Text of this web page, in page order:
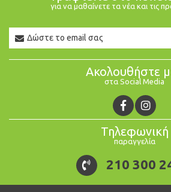
για να μαθαίνετε τα νέα και τις
Newsletter
Email
Ακολουθήστε
στα Social Media
Τηλεφωνική
παραγγελία
210 300